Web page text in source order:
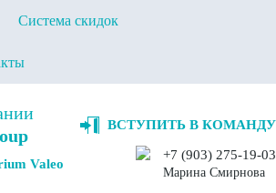
Система скидок
ВСТУПИТЬ В КОМАНДУ
Valeo
+7 (903) 275-19-03
Марина Смирнова